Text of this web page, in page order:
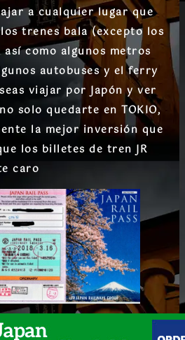
a cualquier lugar que
trenes bala (excepto los
como algunos metros
autobuses y el ferry
viajar por Japón y ver
solo quedarte en TOKIO,
la mejor inversión que
los billetes de tren JR
caro